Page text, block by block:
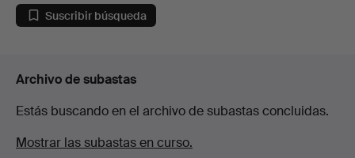
Suscribir búsqueda
Archivo de subastas
Estás buscando en el archivo de subastas concluidas.
Mostrar las subastas en curso.